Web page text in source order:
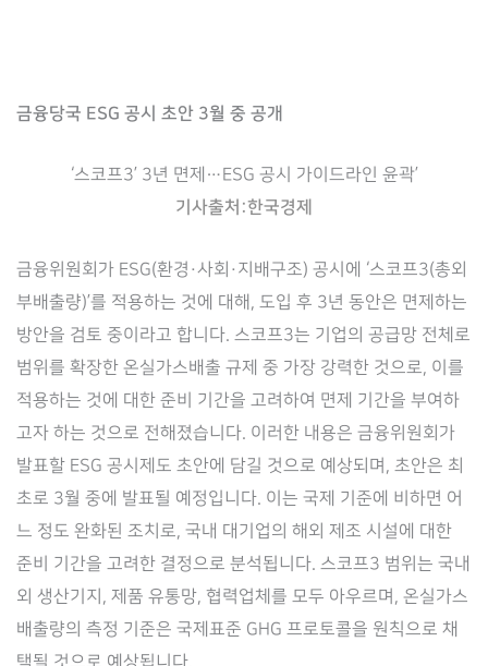
금융당국 ESG 공시 초안 3월 중 공개
‘스코프3’ 3년 면제…ESG 공시 가이드라인 윤곽’
기사출처:한국경제
금융위원회가 ESG(환경·사회·지배구조) 공시에 ‘스코프3(총외
부배출량)’를 적용하는 것에 대해, 도입 후 3년 동안은 면제하는
방안을 검토 중이라고 합니다. 스코프3는 기업의 공급망 전체로
범위를 확장한 온실가스배출 규제 중 가장 강력한 것으로, 이를
적용하는 것에 대한 준비 기간을 고려하여 면제 기간을 부여하
고자 하는 것으로 전해졌습니다. 이러한 내용은 금융위원회가
발표할 ESG 공시제도 초안에 담길 것으로 예상되며, 초안은 최
초로 3월 중에 발표될 예정입니다. 이는 국제 기준에 비하면 어
느 정도 완화된 조치로, 국내 대기업의 해외 제조 시설에 대한
준비 기간을 고려한 결정으로 분석됩니다. 스코프3 범위는 국내
외 생산기지, 제품 유통망, 협력업체를 모두 아우르며, 온실가스
배출량의 측정 기준은 국제표준 GHG 프로토콜을 원칙으로 채
택될 것으로 예상됩니다.